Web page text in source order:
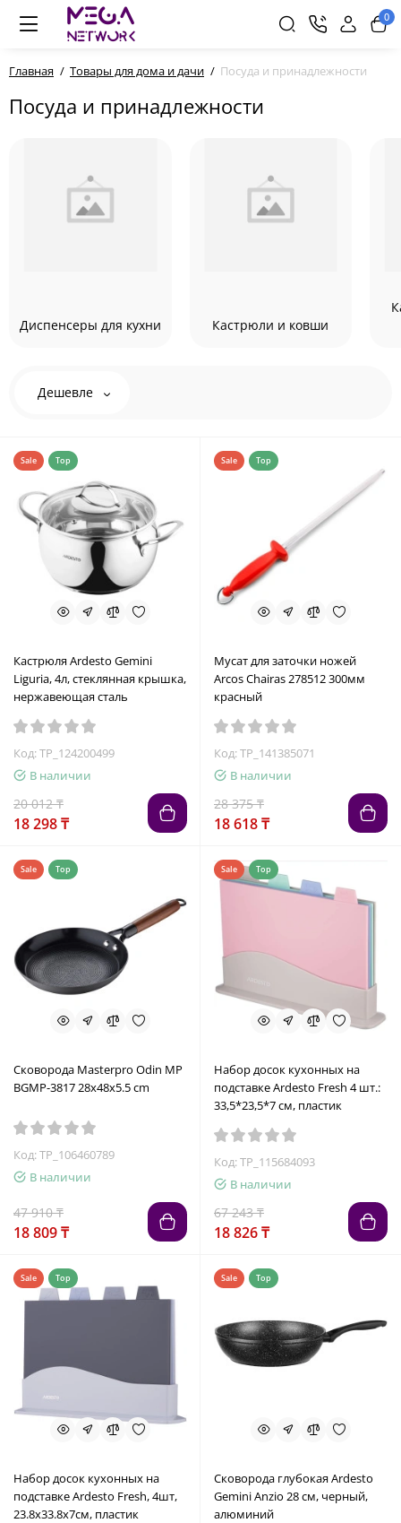
0
Главная Товары для дома и дачи Посуда и принадлежности
Посуда и принадлежности
Диспенсеры для кухни Кастрюли и ковши
Дешевле
Sale Top
Кастрюля Ardesto Gemini
Liguria, 4л, стеклянная крышка,
нержавеющая сталь
Код: TP_124200499
В наличии
20 012 ₸
18 298 ₸
Sale Top
Мусат для заточки ножей
Arcos Chairas 278512 300мм
красный
Код: TP_141385071
В наличии
28 375 ₸
18 618 ₸
Sale Top
Сковорода Masterpro Odin MP
BGMP-3817 28x48x5.5 cm
Код: TP_106460789
В наличии
47 910 ₸
18 809 ₸
Sale Top
Набор досок кухонных на
подставке Ardesto Fresh 4 шт.:
33,5*23,5*7 см, пластик
Код: TP_115684093
В наличии
67 243 ₸
18 826 ₸
Sale Top
Набор досок кухонных на
подставке Ardesto Fresh, 4шт,
23.8x33.8x7см, пластик
Sale Top
Сковорода глубокая Ardesto
Gemini Anzio 28 см, черный,
алюминий